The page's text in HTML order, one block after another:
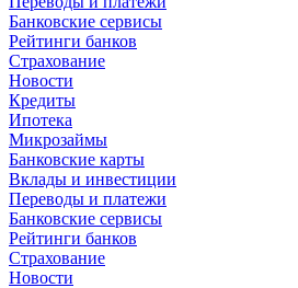
Банковские сервисы
Рейтинги банков
Страхование
Новости
Кредиты
Ипотека
Микрозаймы
Банковские карты
Вклады и инвестиции
Переводы и платежи
Банковские сервисы
Рейтинги банков
Страхование
Новости